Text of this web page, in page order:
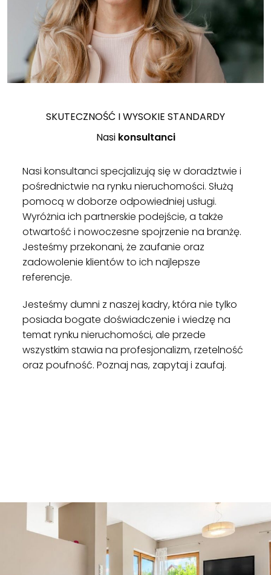
SKUTECZNOŚĆ I WYSOKIE STANDARDY
Nasi konsultanci
Nasi konsultanci specjalizują się w doradztwie i
pośrednictwie na rynku nieruchomości. Służą
pomocą w doborze odpowiedniej usługi.
Wyróżnia ich partnerskie podejście, a także
otwartość i nowoczesne spojrzenie na branżę.
Jesteśmy przekonani, że zaufanie oraz
zadowolenie klientów to ich najlepsze
referencje.
Jesteśmy dumni z naszej kadry, która nie tylko
posiada bogate doświadczenie i wiedzę na
temat rynku nieruchomości, ale przede
wszystkim stawia na profesjonalizm, rzetelność
oraz poufność. Poznaj nas, zapytaj i zaufaj.